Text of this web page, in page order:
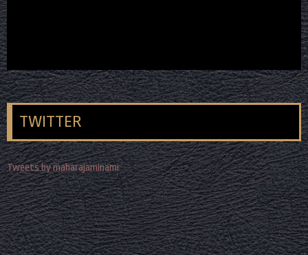
TWITTER
Tweets by maharajaminami